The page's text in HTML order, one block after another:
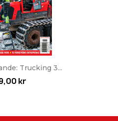
Trucking 3...
kr